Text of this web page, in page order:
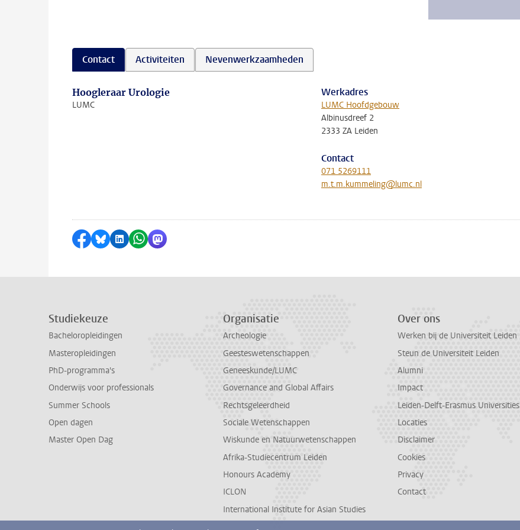
Contact Activiteiten Nevenwerkzaamheden
Hoogleraar Urologie
LUMC
Werkadres
LUMC Hoofdgebouw
Albinusdreef 2
2333 ZA Leiden
Contact
071 5269111
m.t.m.kummeling@lumc.nl
Delen op Facebook
Delen via Bluesky
Delen op LinkedIn
Delen via WhatsApp
Delen via Mastodon
Studiekeuze
Bacheloropleidingen
Masteropleidingen
PhD-programma's
Onderwijs voor professionals
Summer Schools
Open dagen
Master Open Dag
Organisatie
Archeologie
Geesteswetenschappen
Geneeskunde/LUMC
Governance and Global Affairs
Rechtsgeleerdheid
Sociale Wetenschappen
Wiskunde en Natuurwetenschappen
Afrika-Studiecentrum Leiden
Honours Academy
ICLON
International Institute for Asian Studies
Over ons
Werken bij de Universiteit Leiden
Steun de Universiteit Leiden
Alumni
Impact
Leiden-Delft-Erasmus Universities
Locaties
Disclaimer
Cookies
Privacy
Contact